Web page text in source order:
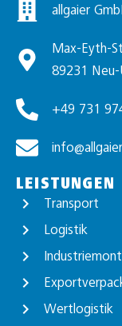
allgaier
Max-Eyth-
89231 Neu-
+49 731
LEISTUNGEN
Transport
Logistik
Wertlogistik